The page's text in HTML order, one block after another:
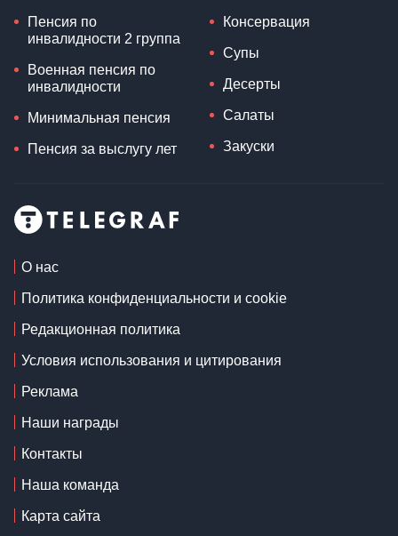
Пенсия по
инвалидности 2 группа
Военная пенсия по
инвалидности
Минимальная пенсия
Пенсия за выслугу лет
Консервация
Супы
Десерты
Салаты
Закуски
О нас
Политика конфиденциальности и cookie
Редакционная политика
Условия использования и цитирования
Реклама
Наши награды
Контакты
Наша команда
Карта сайта